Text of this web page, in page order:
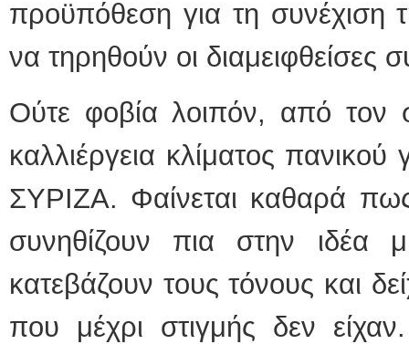
προϋπόθεση για τη
να τηρηθούν οι διαμειφθείσες
Ούτε φοβία λοιπόν, από τον
καλλιέργεια κλίματος
ΣΥΡΙΖΑ. Φαίνεται καθαρά πως
συνηθίζουν πια στην ιδέα
κατεβάζουν τους τόνους και
που μέχρι στιγμής δεν